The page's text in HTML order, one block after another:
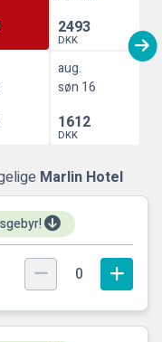
2493
DKK
aug.
søn 16
1612
DKK
Marlin Hotel
0